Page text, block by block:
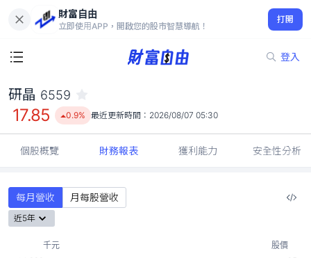
財富自由
立即使用APP，開啟您的股市智慧導航！
打開
登入
17.85
0.9%
研晶 6559
17.85 0.9% 最近更新時間： 2026/08/07 05:30
個股概覽 財務報表 獲利能力 安全性分析
每月營收 月每股營收
近5年